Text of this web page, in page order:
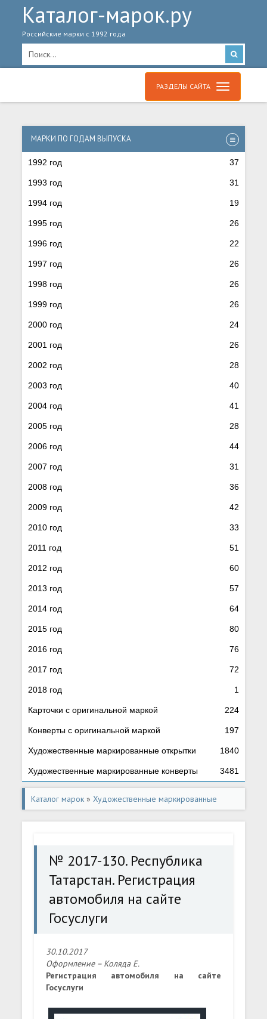
Каталог-марок.ру
Российские марки с 1992 года
РАЗДЕЛЫ САЙТА
МАРКИ ПО ГОДАМ ВЫПУСКА
1992 год 37
1993 год 31
1994 год 19
1995 год 26
1996 год 22
1997 год 26
1998 год 26
1999 год 26
2000 год 24
2001 год 26
2002 год 28
2003 год 40
2004 год 41
2005 год 28
2006 год 44
2007 год 31
2008 год 36
2009 год 42
2010 год 33
2011 год 51
2012 год 60
2013 год 57
2014 год 64
2015 год 80
2016 год 76
2017 год 72
2018 год 1
Карточки с оригинальной маркой 224
Конверты с оригинальной маркой 197
Художественные маркированные открытки 1840
Художественные маркированные конверты 3481
Каталог марок »Художественные маркированные
конверты» № 2017-130. Республика Татарстан.
№ 2017-130. Республика
Татарстан. Регистрация
автомобиля на сайте
Госуслуги
30.10.2017
Оформление – Коляда Е.
Регистрация автомобиля на сайте
Госуслуги